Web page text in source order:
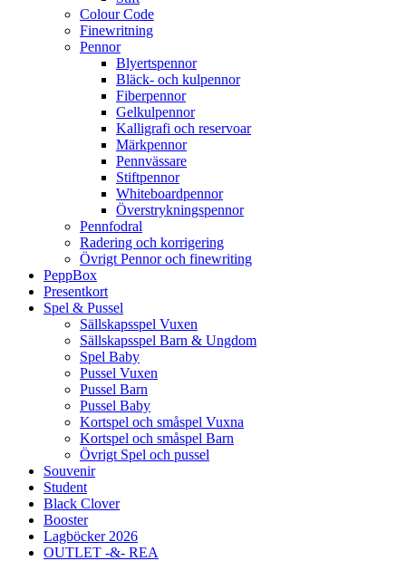
Colour Code
Finewritning
Pennor
Blyertspennor
Bläck- och kulpennor
Fiberpennor
Gelkulpennor
Kalligrafi och reservoar
Märkpennor
Pennvässare
Stiftpennor
Whiteboardpennor
Överstrykningspennor
Pennfodral
Radering och korrigering
Övrigt Pennor och finewriting
PeppBox
Presentkort
Spel & Pussel
Sällskapsspel Vuxen
Sällskapsspel Barn & Ungdom
Spel Baby
Pussel Vuxen
Pussel Barn
Pussel Baby
Kortspel och småspel Vuxna
Kortspel och småspel Barn
Övrigt Spel och pussel
Souvenir
Student
Black Clover
Booster
Lagböcker 2026
OUTLET -&- REA